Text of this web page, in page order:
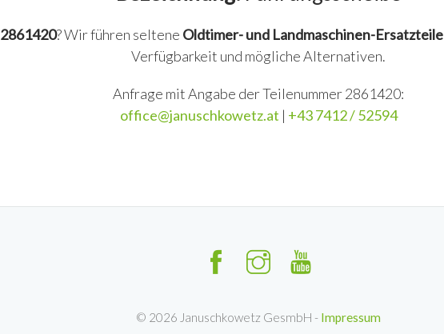
2861420? Wir führen seltene Oldtimer- und Landmaschinen-Ersatzteile
Verfügbarkeit und mögliche Alternativen.
Anfrage mit Angabe der Teilenummer 2861420:
office@januschkowetz.at | +43 7412 / 52594
© 2026 Januschkowetz GesmbH - Impressum